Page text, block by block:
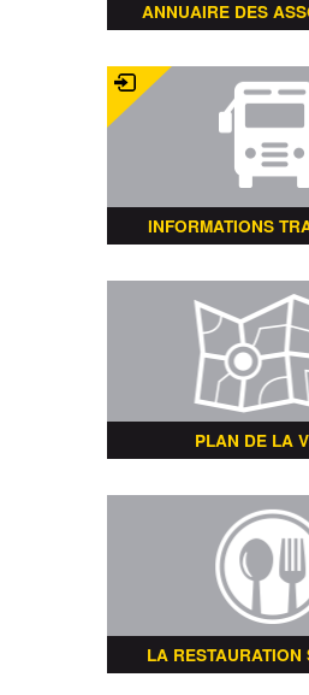
ANNUAIRE DES
INFORMATIONS
PLAN DE LA
LA RESTAURATION